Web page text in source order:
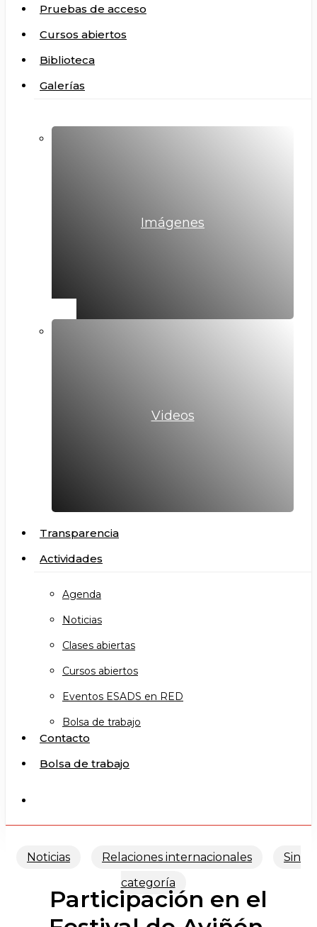
Pruebas de acceso
Cursos abiertos
Biblioteca
Galerías
Imágenes
Videos
Transparencia
Actividades
Agenda
Noticias
Clases abiertas
Cursos abiertos
Eventos ESADS en RED
Bolsa de trabajo
Contacto
Bolsa de trabajo
Noticias Relaciones internacionales
Sin
categoría
Participación en el